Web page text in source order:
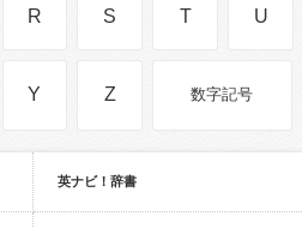
R S T U
Y Z 数字記号
英ナビ！辞書